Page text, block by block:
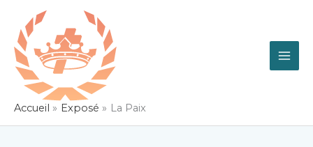
contenu
Accueil Exposé La Paix